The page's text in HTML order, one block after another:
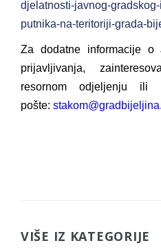
djelatnosti-javnog-
putnika-na-teritoriji-grada-
Za dodatne informacije o
prijavljivanja,
resornom odjeljenju ili
pošte:
VIŠE IZ KATEGORIJE